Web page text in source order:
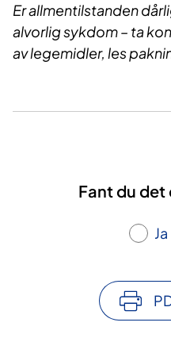
Er allmentilstanden
alvorlig sykdom – ta
av legemidler, les
Fant du
Ja